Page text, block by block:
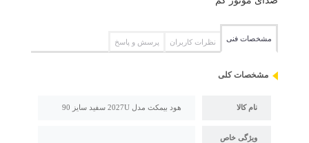
مشخصات فنی نظرات کاربران پرسش و پاسخ
مشخصات کلی
نام کالا هود بیمکث مدل 2027U سفید سایز 90
ویژگی خاص